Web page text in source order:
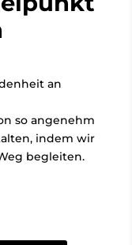
an
so angenehm
indem wir
begleiten.